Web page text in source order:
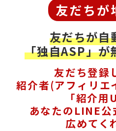
友だちが
友だちが自
「独自ASP」が
友だち登録
紹介者(アフィリエ
「紹介
あなたのLINE公
広めてく